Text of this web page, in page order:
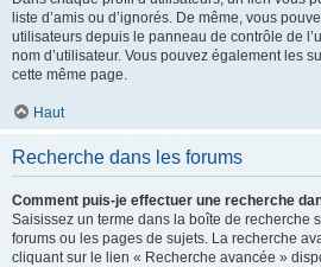
liste d’amis ou d’ignorés. De même, vous
utilisateurs depuis le panneau de contrôle de
nom d’utilisateur. Vous pouvez également les
cette même page.
Haut
Recherche dans les forums
Comment puis-je effectuer une recherche
Saisissez un terme dans la boîte de recherche
forums ou les pages de sujets. La recherche
cliquant sur le lien « Recherche avancée »